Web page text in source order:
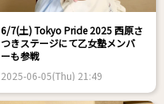
6/7(土) Tokyo Pride 2025 西原さ
つきステージにて乙女塾メンバ
ーも参戦
2025-06-05(Thu) 21:49